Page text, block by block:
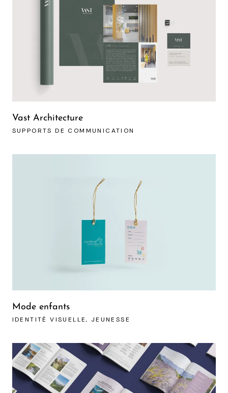
Vast Architecture
SUPPORTS DE COMMUNICATION
Mode enfants
IDENTITÉ VISUELLE JEUNESSE